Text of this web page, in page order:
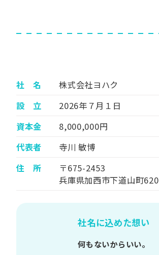
社 名
株式会社ヨハク
設 立
2026年７月１日
資本金
8,000,000円
代表者
寺川 敏博
住 所
〒675-2453
兵庫県加西市下道山町620
社名に込めた想い
何もないからいい。